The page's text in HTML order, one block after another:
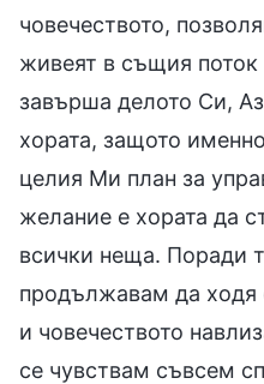
човечеството,
живеят в същия поток
завърша делото Си,
хората, защото
целия Ми план за
желание е хората да
всички неща. Поради
продължавам да ходя
и човечеството
се чувствам съвсем